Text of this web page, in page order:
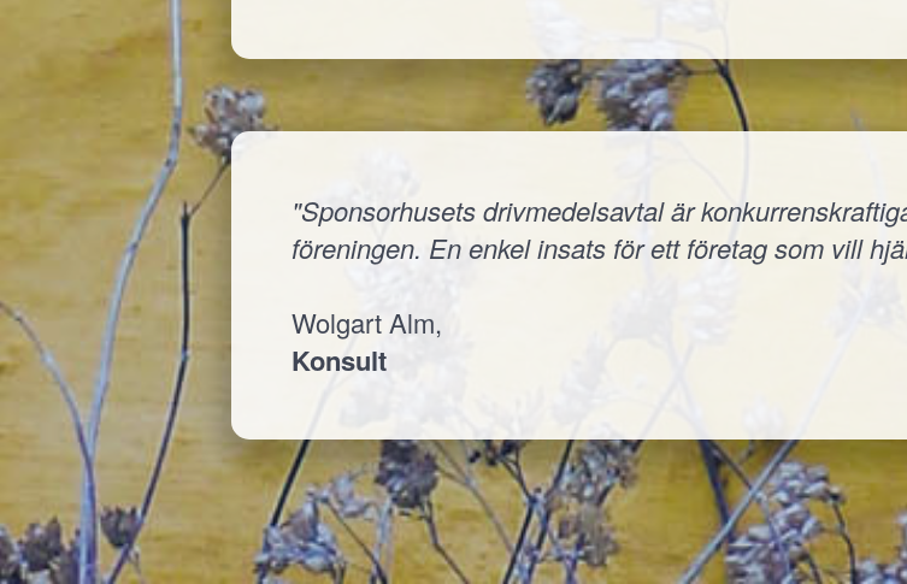
"Sponsorhusets drivmedelsavtal är
föreningen. En enkel insats för ett företag som vill
Wolgart Alm,
Konsult